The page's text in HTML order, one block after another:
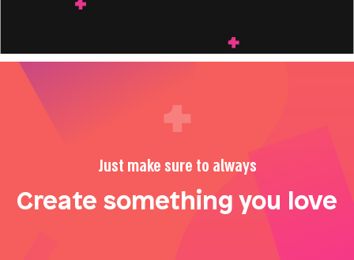
Just make sure to always
Create something you love